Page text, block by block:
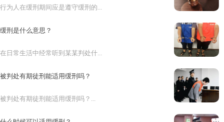
行为人在缓刑期间应是遵守缓刑的...
缓刑是什么意思？
在日常生活中经常听到某某判处什...
被判处有期徒刑能适用缓刑吗？
被判处有期徒刑能适用缓刑吗？...